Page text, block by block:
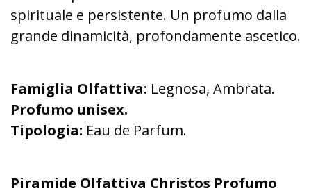
spirituale e persistente. Un profumo dalla
grande dinamicità, profondamente ascetico.
Famiglia Olfattiva: Legnosa, Ambrata.
Profumo unisex.
Tipologia: Eau de Parfum.
Piramide Olfattiva Christos Profumo